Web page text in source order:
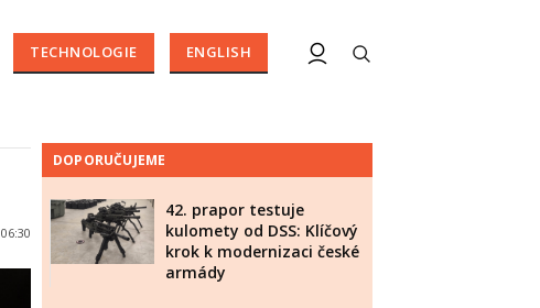
TECHNOLOGIE ENGLISH
06:30
DOPORUČUJEME
42. prapor testuje
kulomety od DSS: Klíčový
krok k modernizaci české
armády